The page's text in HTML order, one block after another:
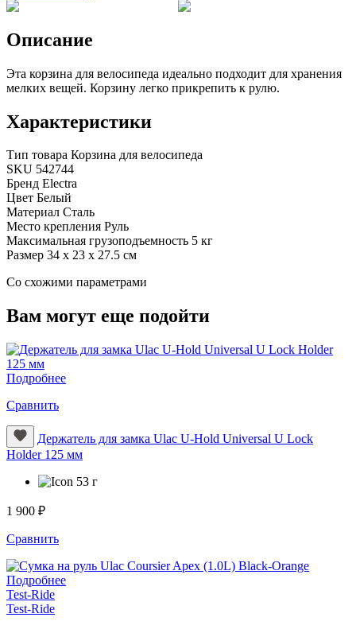
Описание
Эта корзина для велосипеда идеально подходит для хранения
мелких вещей. Корзину легко прикрепить к рулю.
Характеристики
Тип товара Корзина для велосипеда
SKU 542744
Бренд Electra
Цвет Белый
Материал Сталь
Место крепления Руль
Максимальная грузоподъемность 5 кг
Размер 34 х 23 х 27.5 см
Cо схожими параметрами
Вам могут еще подойти
Подробнее
Сравнить
Держатель для замка Ulac U-Hold Universal U Lock
Holder 125 мм
53 г
1 900 ₽
Сравнить
Подробнее
Test-Ride
Test-Ride